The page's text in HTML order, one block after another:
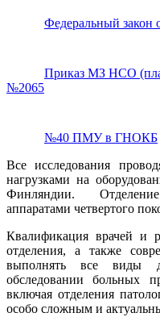
Федеральный закон
Приказ МЗ НСО
№2065
№40 ПМУ в ГНОКБ
Все исследования
нагрузками на
Финляндии.
аппаратами четвертого
Квалификация врачей и
отделения, а также
выполнять все виды
обследовании больных
включая отделения
особо сложным и